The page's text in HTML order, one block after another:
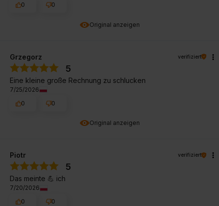
Original anzeigen
0
0
Original anzeigen
Grzegorz verifiziert
5
Eine kleine große Rechnung zu schlucken
7/25/2026
0
0
Piotr verifiziert
5
Das meinte 💪 ich
7/20/2026
0
0